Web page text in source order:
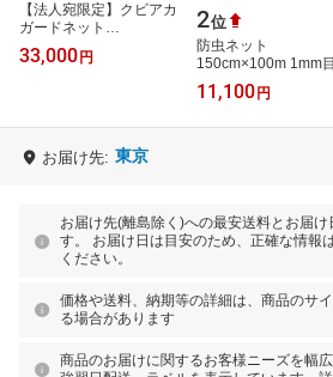
【法人宛限定】クビアカ
ガードネット
0.4mm×180cm×50m巻 1
本
33,000 円
2位
防虫ネット
150cm×100m 1mm
い 栽培ネット シンセ
11,100 円
お届け先: 東京
お届け先(離島除く)への最安送料とお届け
す。 お届け日は目安のため、正確な情報
ください。
価格や送料、納期等の詳細は、商品のサ
る場合があります
商品のお届けに関するお客様ニーズを幅